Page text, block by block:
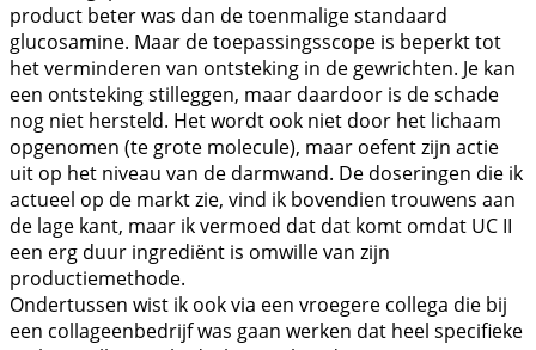
product beter was dan de toenmalige standaard
glucosamine. Maar de toepassingsscope is beperkt tot
het verminderen van ontsteking in de gewrichten. Je kan
een ontsteking stilleggen, maar daardoor is de schade
nog niet hersteld. Het wordt ook niet door het lichaam
opgenomen (te grote molecule), maar oefent zijn actie
uit op het niveau van de darmwand. De doseringen die ik
actueel op de markt zie, vind ik bovendien trouwens aan
de lage kant, maar ik vermoed dat dat komt omdat UC II
een erg duur ingrediënt is omwille van zijn
productiemethode.
Ondertussen wist ik ook via een vroegere collega die bij
een collageenbedrijf was gaan werken dat heel specifieke